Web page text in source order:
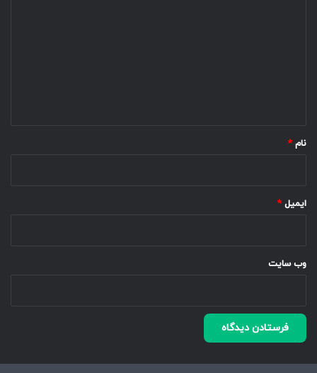
نام *
ایمیل *
وب‌ سایت